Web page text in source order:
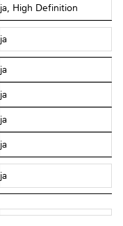
ja, High Definition
ja
ja
ja
ja
ja
ja